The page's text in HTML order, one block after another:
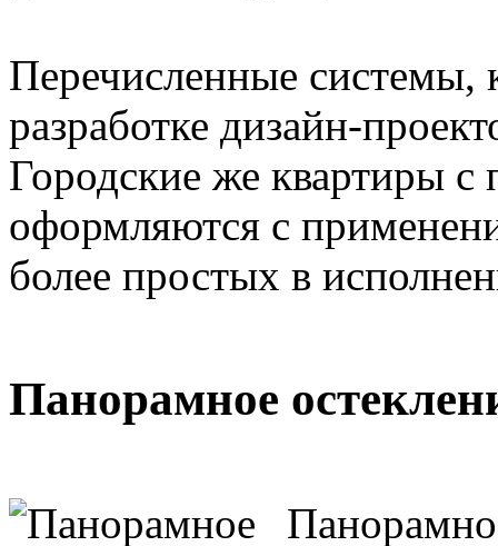
Перечисленные системы,
разработке дизайн-
Городские же квартиры
оформляются с
более простых в
Панорамное